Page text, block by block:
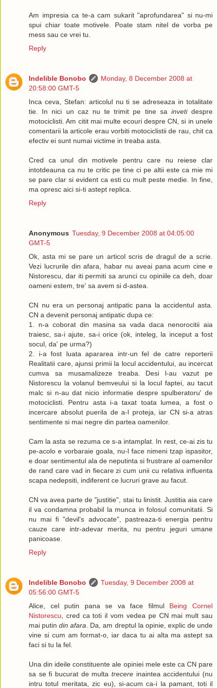
Am impresia ca te-a cam sukarit "aprofundarea" si nu-mi
spui chiar toate motivele. Poate stam nitel de vorba pe
mess sau ce vrei tu.
Reply
Indelible Bonobo
Monday, 8 December 2008 at
20:58:00 GMT-5
Inca ceva, Stefan: articolul nu ti se adreseaza in totalitate
tie. In nici un caz nu te trimit pe tine sa invetidespre
motociclisti. Am citit mai multe ecouri despre CN, si in unele
comentarii la articole erau vorbiti motociclistii de rau, chit ca
efectiv ei sunt numai victime in treaba asta.
Cred ca unul din motivele pentru care nu reiese clar
intotdeauna ca nu te critic pe tine ci pe altii este ca mie mi
se pare clar si evident ca esti cu mult peste medie. In fine,
ma opresc aici si-ti astept replica.
Reply
Anonymous Tuesday, 9 December 2008 at 04:05:00
GMT-5
Ok, asta mi se pare un articol scris de dragul de a scrie.
Vezi lucrurile din afara, habar nu aveai pana acum cine e
Nistorescu, dar iti permiti sa arunci cu opiniile ca deh, doar
oameni estem, tre' sa avem si d-astea.
CN nu era un personaj antipatic pana la accidentul asta.
CN a devenit personaj antipatic dupa ce:
1. n-a coborat din masina sa vada daca nenorocitii aia
traiesc, sa-i ajute, sa-i orice (ok, inteleg, la inceput a fost
socul, da' pe urma?)
2. i-a fost luata apararea intr-un fel de catre reporterii
Realitatii care, ajunsi primii la locul accidentului, au incercat
cumva sa musamalizeze treaba. Desi l-au vazut pe
Nistorescu la volanul bemveului si la locul faptei, au tacut
malc si n-au dat nicio informatie despre spulberatoru' de
motociclisti. Pentru asta i-a taxat toata lumea, a fost o
incercare absolut puerila de a-l proteja, iar CN si-a atras
sentimente si mai negre din partea oamenilor.
Cam la asta se rezuma ce s-a intamplat. In rest, ce-ai zis tu
pe-acolo e vorbaraie goala, nu-l face nimeni tzap ispasitor,
e doar sentimentul ala de neputinta si frustrare al oamenilor
de rand care vad in fiecare zi cum unii cu relativa influenta
scapa nedepsiti, indiferent ce lucruri grave au facut.
CN va avea parte de "justitie", stai tu linistit. Justitia aia care
il va condamna probabil la munca in folosul comunitatii. Si
nu mai fi "devil's advocate", pastreaza-ti energia pentru
cauze care intr-adevar merita, nu pentru jeguri umane
panicoase.
Reply
Indelible Bonobo
Tuesday, 9 December 2008 at
05:56:00 GMT-5
Alice, cel putin pana se va face filmul Being Cornel
Nistorescu , cred ca toti il vom vedea pe CN mai mult sau
mai putindin afara . Da, am dreptul la opinie, explic de unde
vine si cum am format-o, iar daca tu ai alta ma astept sa
faci si tu la fel.
Una din ideile constituente ale opiniei mele este ca CN pare
sa se fi bucurat de multa trecere inaintea accidentului (nu
intru totul meritata, zic eu), si-acum ca-i la pamant, toti il